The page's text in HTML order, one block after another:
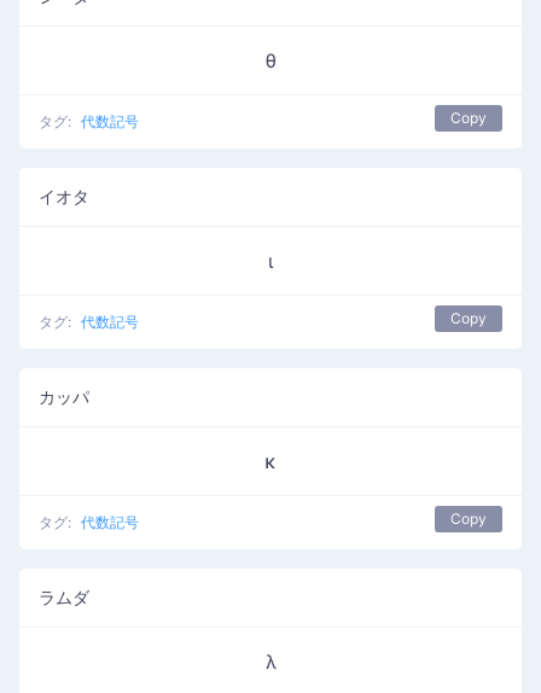
θ
タグ: 代数記号 Copy
イオタ
ι
タグ: 代数記号 Copy
カッパ
κ
タグ: 代数記号 Copy
ラムダ
λ